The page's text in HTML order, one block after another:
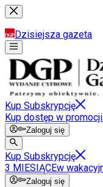
Dzisiejsza gazeta
Kup Subskrypcję
Kup dostęp w promocji:
Zaloguj się
Kup Subskrypcję
3 MIESIĄCEw
Zaloguj się